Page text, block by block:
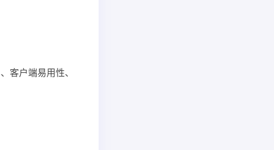
客户端易用性、